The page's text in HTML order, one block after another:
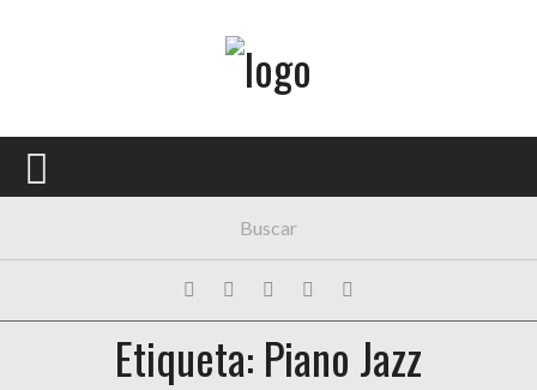
PORTADA
FESTIVALES
EXPOSICIONESEtiqueta: Piano Jazz